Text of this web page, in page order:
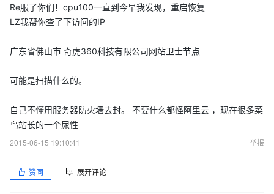
Re服了你们！cpu100一直到今早我发现，重启恢复
LZ我帮你查了下访问的IP
广东省佛山市 奇虎360科技有限公司网站卫士节点
可能是扫描什么的。
自己不懂用服务器防火墙去封。 不要什么都怪阿里云 ，现在很多菜
鸟站长的一个尿性
2015-06-15 19:10:41
举报
赞同 展开评论